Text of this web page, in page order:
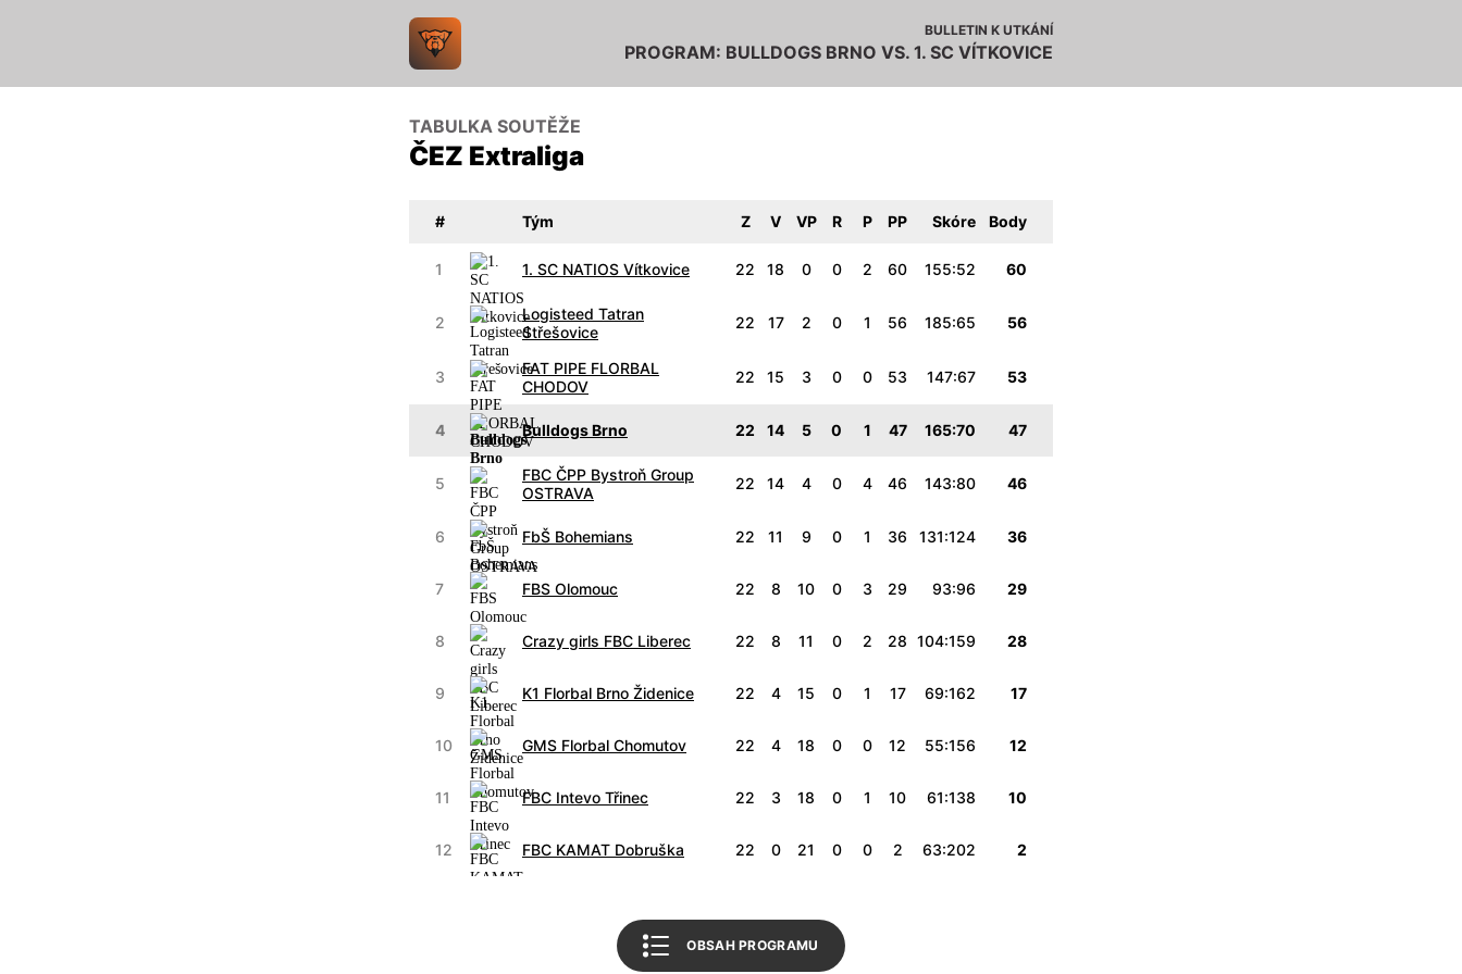
BULLETIN K UTKÁNÍ
PROGRAM: BULLDOGS BRNO VS. 1. SC VÍTKOVICE
TABULKA SOUTĚŽE
ČEZ Extraliga
# Tým Z V VP R P PP Skóre Body
1 1. SC NATIOS Vítkovice 22 18 0 0 2 60 155:52 60
2
Logisteed Tatran
Střešovice
22 17 2 0 1 56 185:65 56
3
FAT PIPE FLORBAL
CHODOV
22 15 3 0 0 53 147:67 53
4 Bulldogs Brno 22 14 5 0 1 47 165:70 47
5
FBC ČPP Bystroň Group
OSTRAVA
22 14 4 0 4 46 143:80 46
6 FbŠ Bohemians 22 11 9 0 1 36 131:124 36
7 FBS Olomouc 22 8 10 0 3 29 93:96 29
8 Crazy girls FBC Liberec 22 8 11 0 2 28 104:159 28
9 K1 Florbal Brno Židenice 22 4 15 0 1 17 69:162 17
10 GMS Florbal Chomutov 22 4 18 0 0 12 55:156 12
11 FBC Intevo Třinec 22 3 18 0 1 10 61:138 10
12 FBC KAMAT Dobruška 22 0 21 0 0 2 63:202 2
OBSAH PROGRAMU
Tabulka soutěže
Bulldogs Brno
Český florbal